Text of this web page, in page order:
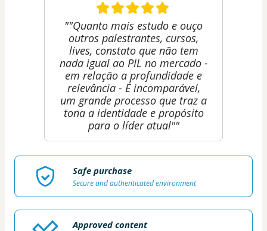
""Quanto mais estudo e ouço
outros palestrantes, cursos,
lives, constato que não tem
nada igual ao PIL no mercado -
em relação a profundidade e
relevância - É incomparável,
um grande processo que traz a
tona a identidade e propósito
para o líder atual""
Safe purchase
Secure and authenticated environment
Approved content